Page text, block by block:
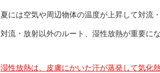
夏には空気や周辺物体の温度が上昇して対流
対流・放射以外のルート、湿性放熱が重要にな
湿性放熱は、皮膚にかいた汗が蒸発して気化